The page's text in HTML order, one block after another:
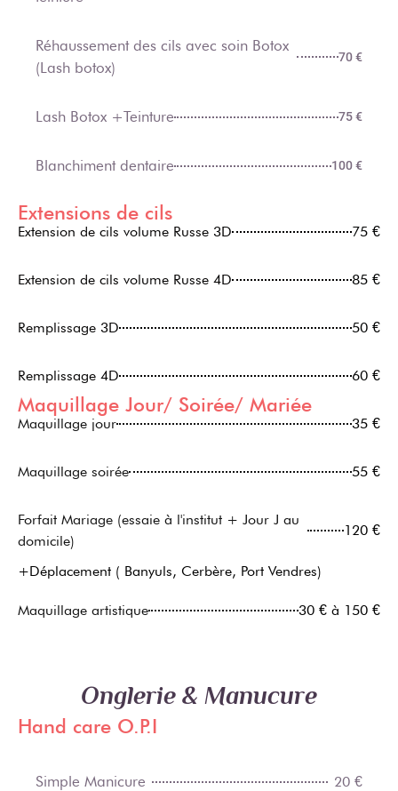
Réhaussement des cils avec soin Botox
(Lash botox)
70 €
Lash Botox +Teinture 75 €
Blanchiment dentaire 100 €
Extensions de cils
Extension de cils volume Russe 3D 75 €
Extension de cils volume Russe 4D 85 €
Remplissage 3D 50 €
Remplissage 4D 60 €
Maquillage Jour/ Soirée/ Mariée
Maquillage jour 35 €
Maquillage soirée 55 €
Forfait Mariage (essaie à l'institut + Jour J au
domicile)
120 €
+Déplacement ( Banyuls, Cerbère, Port Vendres)
Maquillage artistique 30 € à 150 €
Onglerie & Manucure
Hand care O.P.I
Simple Manicure 20 €